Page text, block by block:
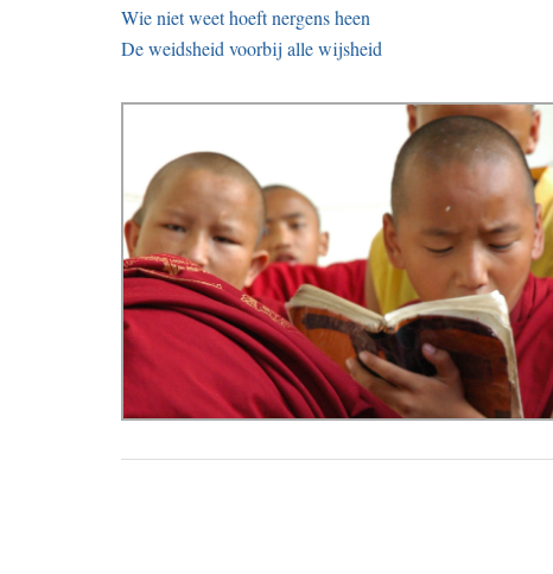
Wie niet weet hoeft nergens heen
De weidsheid voorbij alle wijsheid